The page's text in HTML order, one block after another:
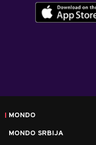
MONDO
MONDO SRBIJA